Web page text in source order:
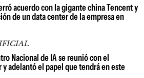
acuerdo con la gigante china Tencent y
de un data center de la empresa en
Nacional de IA se reunió con el
adelantó el papel que tendrá en este